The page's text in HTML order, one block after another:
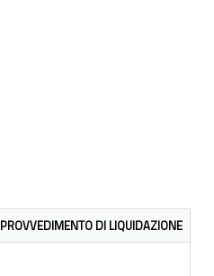
PROVVEDIMENTO DI LIQUIDAZIONE